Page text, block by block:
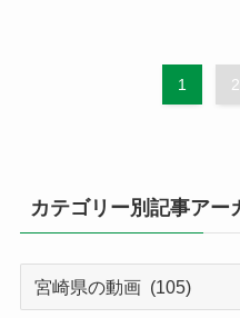
1 2
カテゴリー別記事アー
カ